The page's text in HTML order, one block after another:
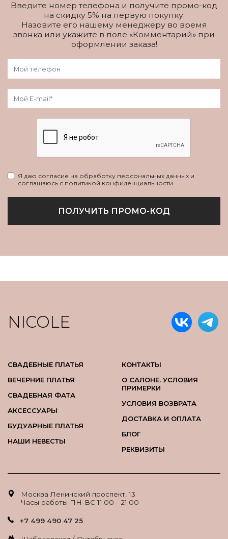
Введите номер телефона и получите промо-код
на скидку 5% на первую покупку.
Назовите его нашему менеджеру во время
звонка или укажите в поле «Комментарий» при
оформлении заказа!
Я даю согласие на обработку персональных данных и
соглашаюсь с политикой конфиденциальности
ПОЛУЧИТЬ ПРОМО-КОД
NICOLE
СВАДЕБНЫЕ ПЛАТЬЯ
ВЕЧЕРНИЕ ПЛАТЬЯ
СВАДЕБНАЯ ФАТА
АКСЕССУАРЫ
БУДУАРНЫЕ ПЛАТЬЯ
НАШИ НЕВЕСТЫ
КОНТАКТЫ
О САЛОНЕ. УСЛОВИЯ
ПРИМЕРКИ
УСЛОВИЯ ВОЗВРАТА
ДОСТАВКА И ОПЛАТА
БЛОГ
РЕКВИЗИТЫ
Москва Ленинский проспект, 13
Часы работы ПН-ВС 11.00 - 21.00
+7 499 490 47 25